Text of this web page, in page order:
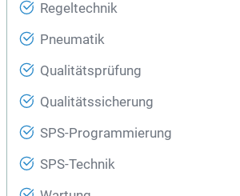
Regeltechnik
Pneumatik
Qualitätsprüfung
Qualitätssicherung
SPS-Programmierung
SPS-Technik